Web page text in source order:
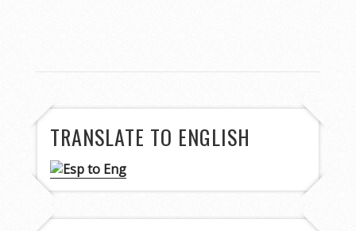
TRANSLATE TO ENGLISH